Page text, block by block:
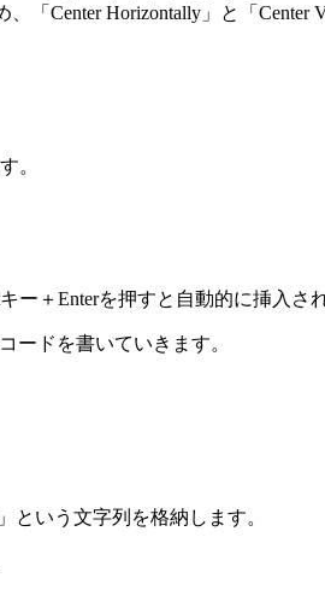
Center Horizontally」と「Center
。
ー＋Enterを押すと自動的に挿入さ
ードを書いていきます。
という文字列を格納します。